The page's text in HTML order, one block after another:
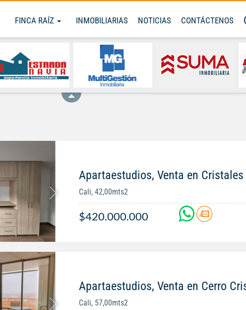
FINCA RAÍZ INMOBILIARIAS NOTICIAS CONTÁCTENOS
Apartaestudios, Venta en Cristales
Cali, 42,00mts2
$420.000.000
Apartaestudios, Venta en Cerro
Cali, 57,00mts2